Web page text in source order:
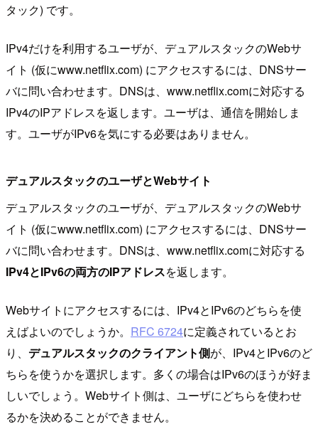
タック) です。
IPv4だけを利用するユーザが、デュアルスタックのWebサ
イト (仮にwww.netflix.com) にアクセスするには、DNSサー
バに問い合わせます。DNSは、www.netflix.comに対応する
IPv4のIPアドレスを返します。ユーザは、通信を開始しま
す。ユーザがIPv6を気にする必要はありません。
デュアルスタックのユーザとWebサイト
デュアルスタックのユーザが、デュアルスタックのWebサ
イト (仮にwww.netflix.com) にアクセスするには、DNSサー
バに問い合わせます。DNSは、www.netflix.comに対応する
IPv4とIPv6の両方のIPアドレスを返します。
Webサイトにアクセスするには、IPv4とIPv6のどちらを使
えばよいのでしょうか。 RFC 6724に定義されているとお
り、 デュアルスタックのクライアント側が、IPv4とIPv6のど
ちらを使うかを選択します。多くの場合はIPv6のほうが好ま
しいでしょう。Webサイト側は、ユーザにどちらを使わせ
るかを決めることができません。